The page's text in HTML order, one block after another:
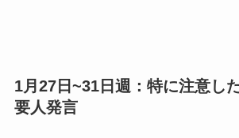
1月27日~31日週：特に注意し
要人発言